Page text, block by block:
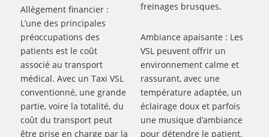
Allègement financier :
L’une des principales
préoccupations des
patients est le coût
associé au transport
médical. Avec un Taxi VSL
conventionné, une grande
partie, voire la totalité, du
coût du transport peut
être prise en charge par la
freinages brusques.
Ambiance apaisante : Les
VSL peuvent offrir un
environnement calme et
rassurant, avec une
température adaptée, un
éclairage doux et parfois
une musique d’ambiance
pour détendre le patient.